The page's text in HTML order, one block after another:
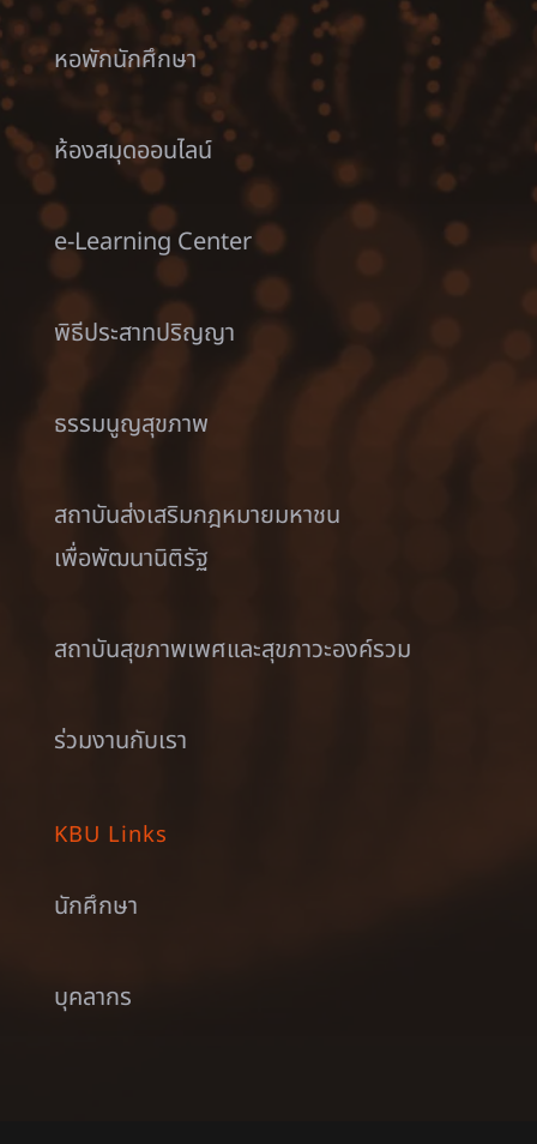
หอพักนักศึกษา
ห้องสมุดออนไลน์
e-Learning Center
พิธีประสาทปริญญา
ธรรมนูญสุขภาพ
สถาบันส่งเสริมกฎหมายมหาชน
เพื่อพัฒนานิติรัฐ
สถาบันสุขภาพเพศและสุขภาวะองค์รวม
ร่วมงานกับเรา
KBU Links
นักศึกษา
บุคลากร